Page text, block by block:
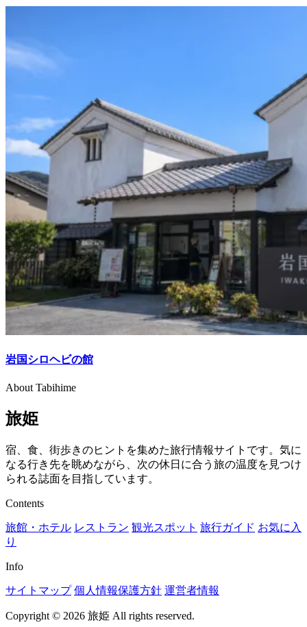
岩国シロヘビの館
About Tabihime
旅姫
宿、食、街歩きのヒントを集めた旅行情報サイトです。気に
なる行き先を眺めながら、次の休日に合う旅の温度を見つけ
られる誌面を目指しています。
Contents
旅館・ホテル レストラン 観光スポット 旅行ガイド お気に入
り
Info
サイトマップ 個人情報保護方針 運営者情報
Copyright © 2026 旅姫 All rights reserved.